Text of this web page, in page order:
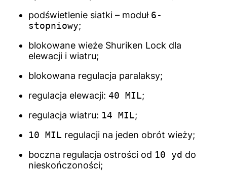
podświetlenie siatki – moduł 6-
stopniowy;
blokowane wieże Shuriken Lock dla
elewacji i wiatru;
blokowana regulacja paralaksy;
regulacja elewacji: 40 MIL;
regulacja wiatru: 14 MIL;
10 MIL regulacji na jeden obrót wieży;
boczna regulacja ostrości od 10 yd do
nieskończoności;